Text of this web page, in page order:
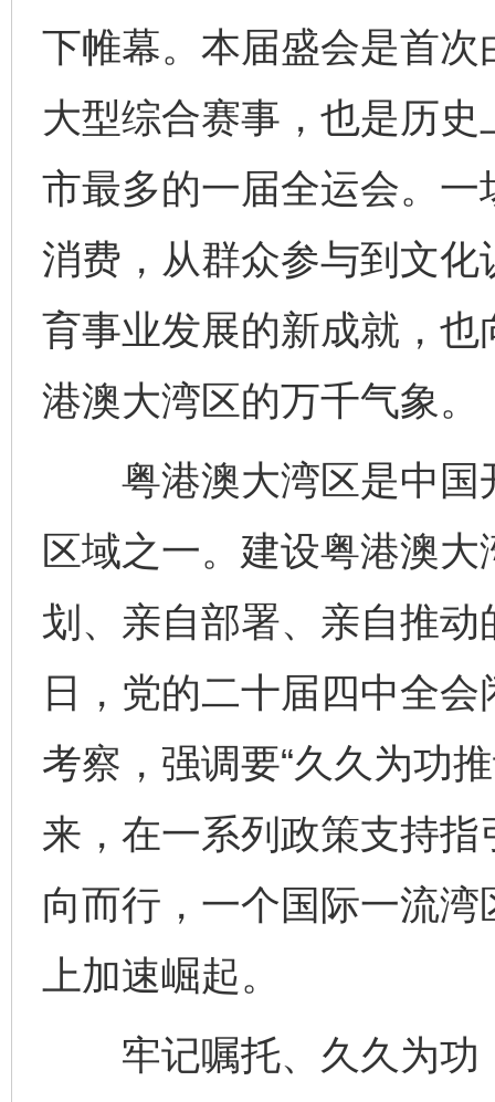
下帷幕。本届盛会是首
大型综合赛事，也是历
市最多的一届全运会。
消费，从群众参与到文
育事业发展的新成就，
港澳大湾区的万千气象。
粤港澳大湾区是中国
区域之一。建设粤港澳
划、亲自部署、亲自推
日，党的二十届四中全
考察，强调要“久久为功
来，在一系列政策支持
向而行，一个国际一流
上加速崛起。
牢记嘱托、久久为功